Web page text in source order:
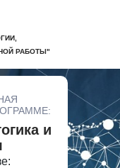
РАБОТЫ"
и